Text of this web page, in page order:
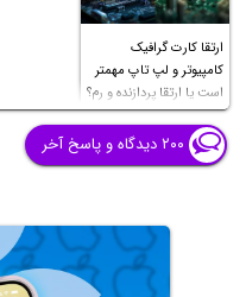
ارتقا کارت گرافیک
کامپیوتر و لپ تاپ مهمتر
است یا ارتقا پردازنده و رم؟
۲۰۰ دیدگاه و پاسخ آخر